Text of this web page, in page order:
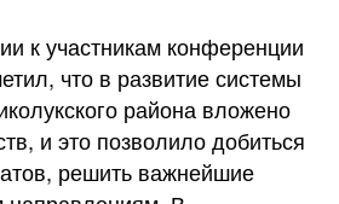
к участникам конференции
что в развитие системы
района вложено
и это позволило добиться
решить важнейшие